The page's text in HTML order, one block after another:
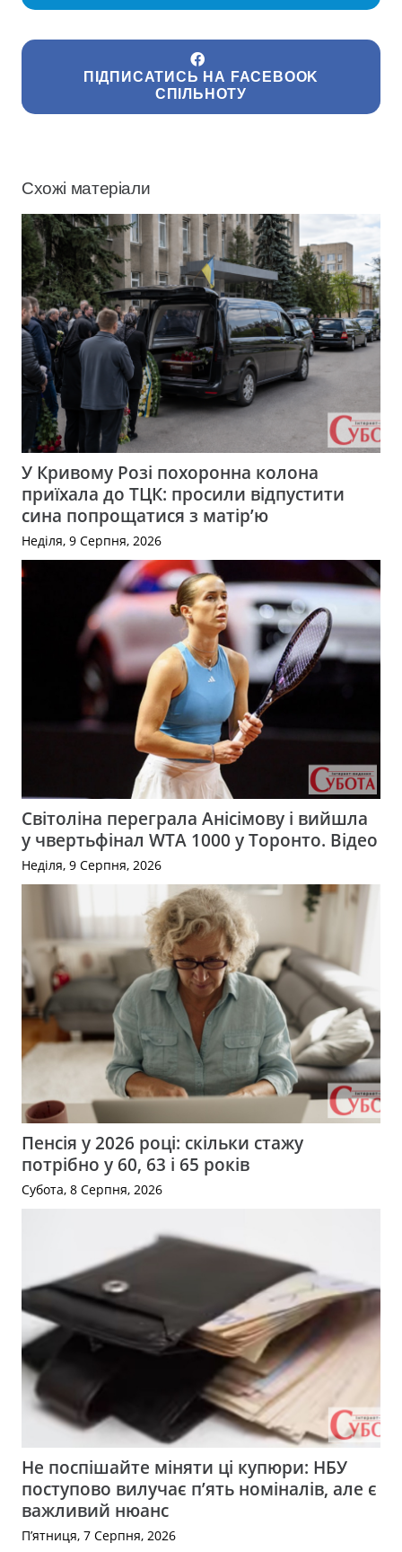
ПІДПИСАТИСЬ НА FACEBOOK
СПІЛЬНОТУ
Схожі матеріали
У Кривому Розі похоронна колона
приїхала до ТЦК: просили відпустити
сина попрощатися з матір’ю
Неділя, 9 Серпня, 2026
Світоліна переграла Анісімову і вийшла
у чвертьфінал WTA 1000 у Торонто. Відео
Неділя, 9 Серпня, 2026
Пенсія у 2026 році: скільки стажу
потрібно у 60, 63 і 65 років
Субота, 8 Серпня, 2026
Не поспішайте міняти ці купюри: НБУ
поступово вилучає п’ять номіналів, але є
важливий нюанс
П’ятниця, 7 Серпня, 2026